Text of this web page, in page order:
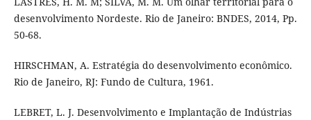
desenvolvimento Nordeste. Rio de Janeiro: BNDES, 2014, Pp.
50-68.
HIRSCHMAN, A. Estratégia do desenvolvimento econômico.
Rio de Janeiro, RJ: Fundo de Cultura, 1961.
LEBRET, L. J. Desenvolvimento e Implantação de Indústrias